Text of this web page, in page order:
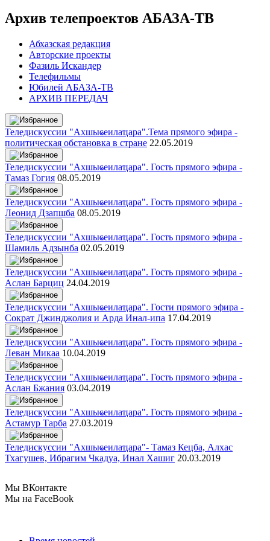
Архив телепроектов АБАЗА-ТВ
Абхазская редакция
Авторские проекты
Фазиль Искандер
Телефильмы
Юбилей АБАЗА-ТВ
АРХИВ ПЕРЕДАЧ
Теледискуссии "Ахшыҩеилаҵара".Тема прямого эфира -
политическая обстановка в стране 22.05.2019
Теледискуссии "Ахшыҩеилаҵара". Гость прямого эфира -
Тамаз Гогия 08.05.2019
Теледискуссии "Ахшыҩеилаҵара". Гость прямого эфира -
Леонид Дзапшба 08.05.2019
Теледискуссии "Ахшыҩеилаҵара". Гость прямого эфира -
Шамиль Адзынба 02.05.2019
Теледискуссии "Ахшыҩеилаҵара". Гость прямого эфира -
Аслан Барциц 24.04.2019
Теледискуссии "Ахшыҩеилаҵара". Гости прямого эфира -
Сократ Джинджолия и Арда Инал-ипа 17.04.2019
Теледискуссии "Ахшыҩеилаҵара". Гость прямого эфира -
Леван Микаа 10.04.2019
Теледискуссии "Ахшыҩеилаҵара". Гость прямого эфира -
Аслан Бжания 03.04.2019
Теледискуссии "Ахшыҩеилаҵара". Гость прямого эфира -
Астамур Тарба 27.03.2019
Теледискуссии "Ахшыҩеилаҵара"- Тамаз Кецба, Алхас
Тхагушев, Ибрагим Чкадуа, Инал Хашиг 20.03.2019
Мы ВКонтакте
Мы на FaceBook